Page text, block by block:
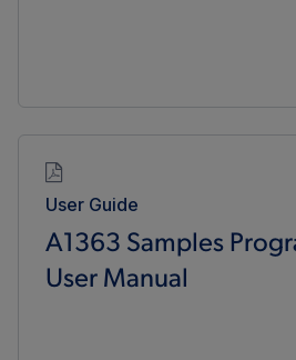
User Guide
A1363 Samples
User Manual